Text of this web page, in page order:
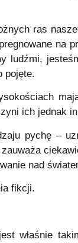
ras
na
ludźmi,
pojęte.
ich jednak
pychę –
nad
fikcji.
właśnie